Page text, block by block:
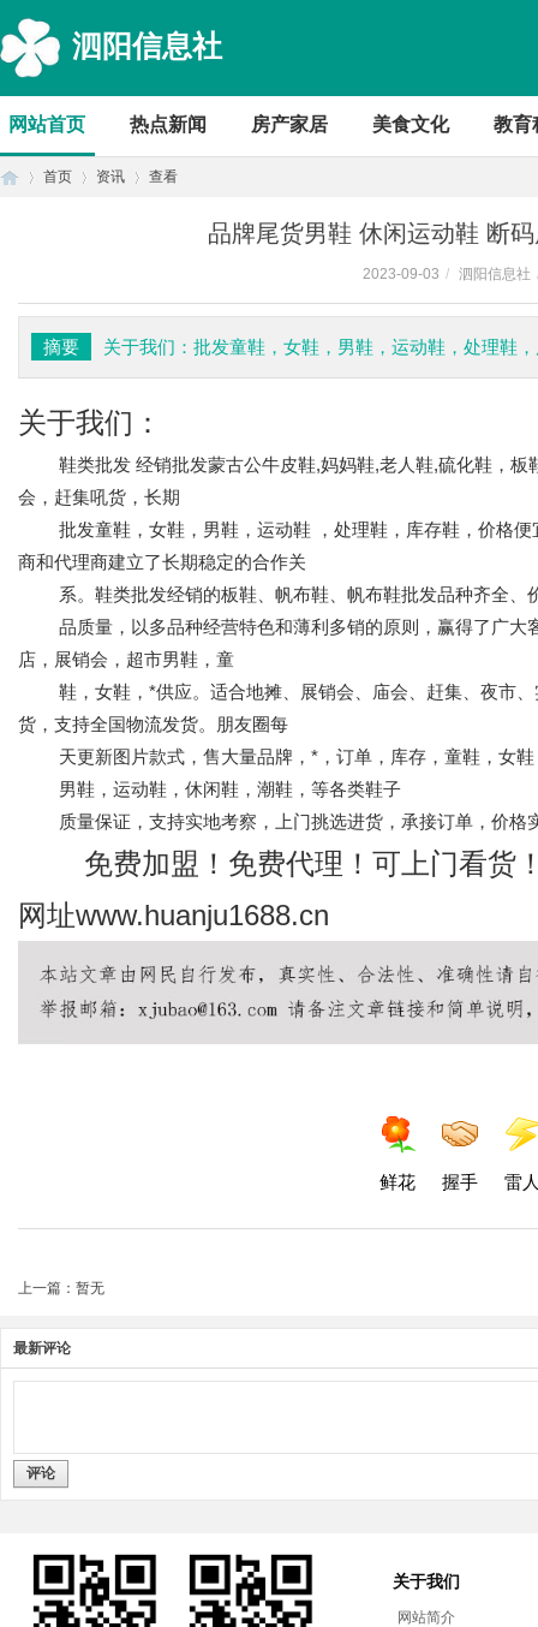
泗阳信息社
网站首页 热点新闻 房产家居 美食文化 教育
首页 资讯 查看
品牌尾货男鞋 休闲运动鞋 断
2023-09-03 / 泗阳信息社
摘要 关于我们：批发童鞋，女鞋，男鞋，运动鞋，处理鞋
关于我们：
鞋类批发 经销批发蒙古公牛皮鞋,妈妈鞋,老人鞋,硫化鞋，板
会，赶集吼货，长期
批发童鞋，女鞋，男鞋，运动鞋 ，处理鞋，库存鞋，价格便
商和代理商建立了长期稳定的合作关
系。鞋类批发经销的板鞋、帆布鞋、帆布鞋批发品种齐全、
品质量，以多品种经营特色和薄利多销的原则，赢得了广大
店，展销会，超市男鞋，童
鞋，女鞋，*供应。适合地摊、展销会、庙会、赶集、夜市、
货，支持全国物流发货。朋友圈每
天更新图片款式，售大量品牌，*，订单，库存， 童鞋，女鞋
男鞋，运动鞋，休闲鞋，潮鞋，等各类鞋子
质量保证，支持实地考察，上门挑选进货，承接订单，价格
免费加盟！免费代理！可上门看货
网址www.huanju1688.cn
鲜花 握手 雷
上一篇：暂无
最新评论
评论
关于我们
网站简介